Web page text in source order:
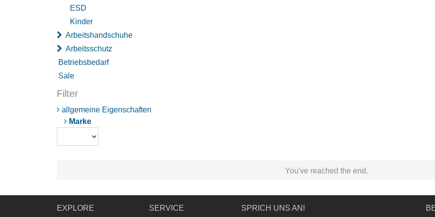
ESD
Kinder
Arbeitshandschuhe
Arbeitsschutz
Betriebsbedarf
Sale
Filter
allgemeine Eigenschaften
Marke
You've reached the end.
EXPLORE SERVICE SPRICH UNS AN!